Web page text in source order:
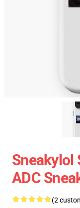
Sneakylol
ADC
(2